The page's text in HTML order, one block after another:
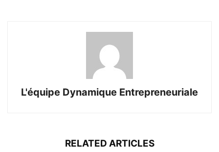
L'équipe Dynamique Entrepreneuriale
RELATED ARTICLES